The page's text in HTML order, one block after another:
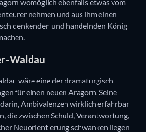
womöglich ebenfalls etwas vom
nehmen und aus ihm einen
denkenden und handelnden König
Waldau
wäre eine der dramaturgisch
für einen neuen Aragorn. Seine
Ambivalenzen wirklich erfahrbar
die zwischen Schuld, Verantwortung,
Neuorientierung schwanken liegen